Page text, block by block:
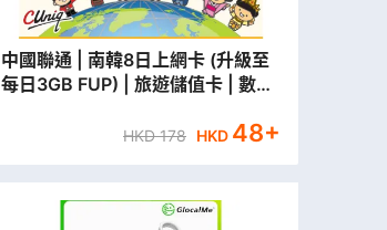
中國聯通 | 南韓8日上網卡 (升級至
每日3GB FUP) | 旅遊儲值卡 | 數據
HKD178 HKD 48+